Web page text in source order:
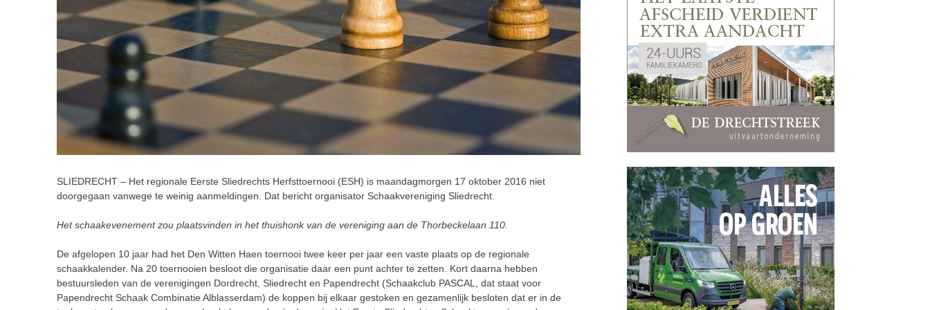
SLIEDRECHT – Het regionale Eerste Sliedrechts Herfsttoernooi (ESH) is maandagmorgen 17 oktober 2016 niet
doorgegaan vanwege te weinig aanmeldingen. Dat bericht organisator Schaakvereniging Sliedrecht.
Het schaakevenement zou plaatsvinden in het thuishonk van de vereniging aan de Thorbeckelaan 110.
De afgelopen 10 jaar had het Den Witten Haen toernooi twee keer per jaar een vaste plaats op de regionale
schaakkalender. Na 20 toernooien besloot die organisatie daar een punt achter te zetten. Kort daarna hebben
bestuursleden van de verenigingen Dordrecht, Sliedrecht en Papendrecht (Schaakclub PASCAL, dat staat voor
Papendrecht Schaak Combinatie Alblasserdam) de koppen bij elkaar gestoken en gezamenlijk besloten dat er in de